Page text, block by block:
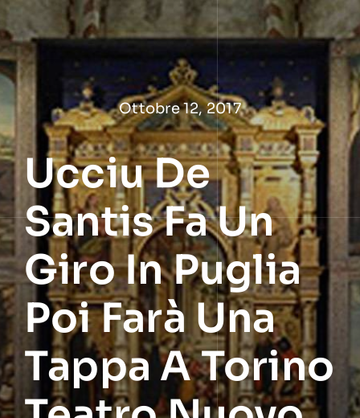
Salta
al
contenuto
Ottobre 12, 2017
Ucciu De
Santis Fa Un
Giro In Puglia
Poi Farà Una
Tappa A Torino